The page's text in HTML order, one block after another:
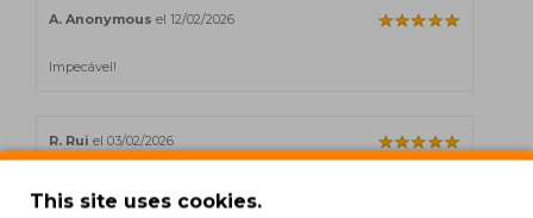
A. Anonymous el 12/02/2026
Impecável!
R. Rui el 03/02/2026
This site uses cookies.